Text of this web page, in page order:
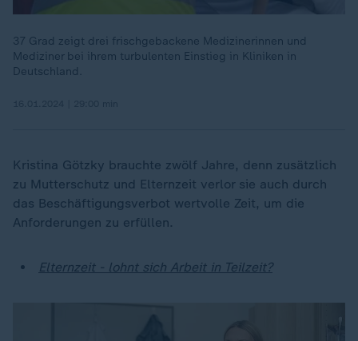
37 Grad zeigt drei frischgebackene Medizinerinnen und
Mediziner bei ihrem turbulenten Einstieg in Kliniken in
Deutschland.
Kristina Götzky brauchte zwölf Jahre, denn zusätzlich
zu Mutterschutz und Elternzeit verlor sie auch durch
das Beschäftigungsverbot wertvolle Zeit, um die
Anforderungen zu erfüllen.
Elternzeit - lohnt sich Arbeit in Teilzeit?